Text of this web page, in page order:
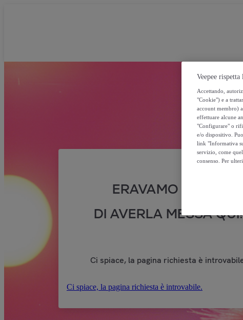
ERAVAMO SICURI
DI AVERLA MESSA QUI!
Ci spiace, la pagina richiesta è
Ci spiace, la pagina richiesta è introvabile.
Veepee
Accettando,
"Cookie") e a
account membro)
effettuare alcune
"Configurare" o
e/o dispositivo.
link "Informativa
servizio, come
consenso. Per